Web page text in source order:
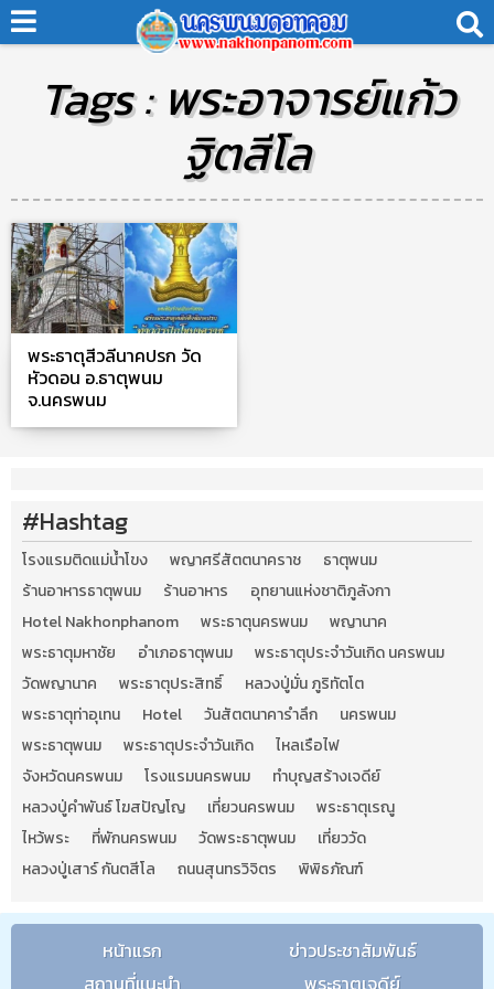
Tags : พระอาจารย์แก้ว
ฐิตสีโล
พระธาตุสีวลีนาคปรก วัด
หัวดอน อ.ธาตุพนม
จ.นครพนม
#Hashtag
โรงแรมติดแม่น้ำโขง พญาศรีสัตตนาคราช
ธาตุพนม
ร้านอาหารธาตุพนม
ร้านอาหาร
อุทยานแห่งชาติภูลังกา
Hotel Nakhonphanom
พระธาตุนครพนม
พญานาค
พระธาตุมหาชัย
อำเภอธาตุพนม
พระธาตุประจำวันเกิด นครพนม
วัดพญานาค
พระธาตุประสิทธิ์
หลวงปู่มั่น ภูริทัตโต
พระธาตุท่าอุเทน
Hotel วันสัตตนาคารำลึก
นครพนม
พระธาตุพนม
พระธาตุประจำวันเกิด
ไหลเรือไฟ
จังหวัดนครพนม
โรงแรมนครพนม
ทำบุญสร้างเจดีย์
หลวงปู่คำพันธ์ โฆสปัญโญ
เที่ยวนครพนม
พระธาตุเรณู
ไหว้พระ
ที่พักนครพนม วัดพระธาตุพนม
เที่ยววัด
หลวงปู่เสาร์ กันตสีโล
ถนนสุนทรวิจิตร พิพิธภัณฑ์
หน้าแรก
ข่าวประชาสัมพันธ์
สถานที่แนะนำ
พระธาตุเจดีย์